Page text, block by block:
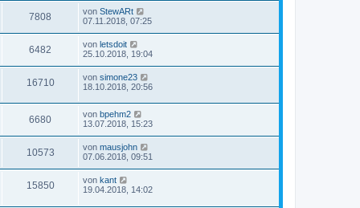
7808 von StewARt
07.11.2018, 07:25
6482 von letsdoit
25.10.2018, 19:04
16710 von simone23
18.10.2018, 20:56
6680 von bpehm2
13.07.2018, 15:23
10573 von mausjohn
07.06.2018, 09:51
15850 von kant
19.04.2018, 14:02